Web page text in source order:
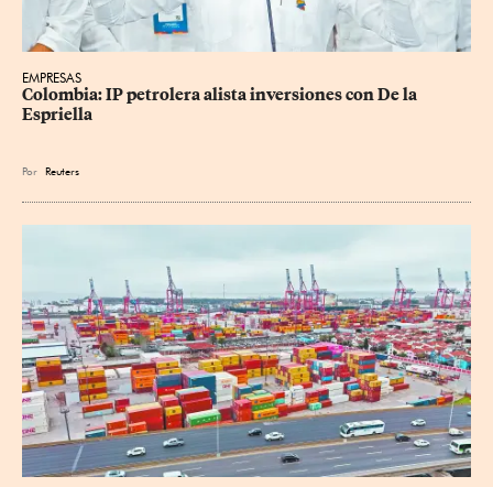
EMPRESAS
Colombia: IP petrolera alista inversiones con De la
Espriella
Por Reuters